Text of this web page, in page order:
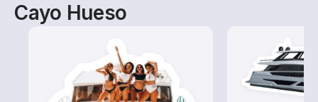
Cayo Hueso